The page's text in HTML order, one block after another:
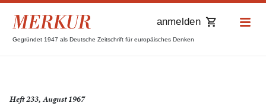
Gegründet 1947 als Deutsche Zeitschrift für europäisches Denken
anmelden
Heft 233, August 1967